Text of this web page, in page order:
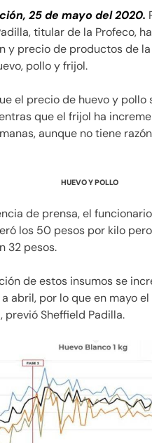
25 de mayo del 2020.
titular de la Profeco,
y precio de productos de
pollo y frijol.
el precio de huevo y pollo
que el frijol ha
aunque no tiene
HUEVO Y POLLO
de prensa, el
los 50 pesos por kilo
32 pesos.
de estos insumos se
abril, por lo que en mayo
previó Sheffield Padilla.